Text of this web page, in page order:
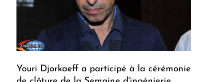
Youri Djorkaeff a participé à la cérémonie